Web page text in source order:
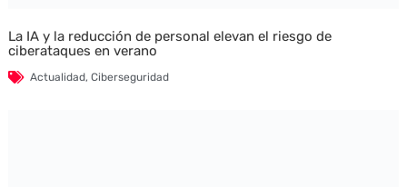
La IA y la reducción de personal elevan el riesgo de
ciberataques en verano
Actualidad, Ciberseguridad